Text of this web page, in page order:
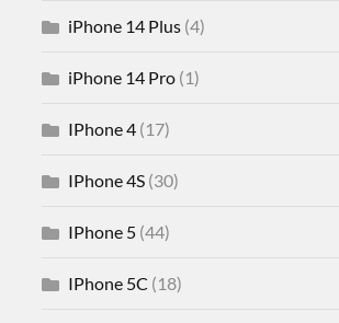
iPhone 14 Plus (4)
iPhone 14 Pro (1)
IPhone 4 (17)
IPhone 4S (30)
IPhone 5 (44)
IPhone 5C (18)